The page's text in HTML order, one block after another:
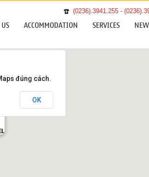
(0236).3941.255 -
ACCOMMODATION SERVICES
đúng cách.
OK